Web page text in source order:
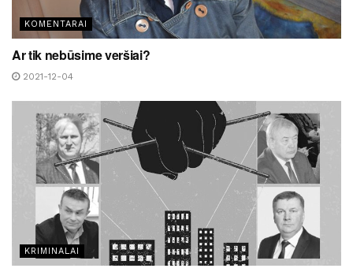
KOMENTARAI
Ar tik nebūsime veršiai?
2021-12-04
KRIMINALAI